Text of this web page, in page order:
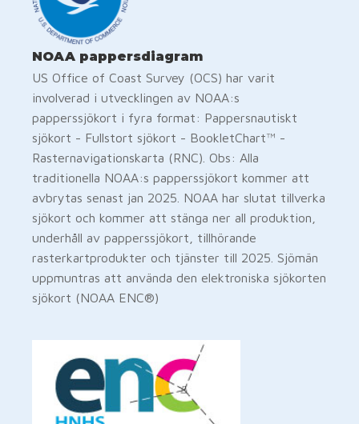
NOAA pappersdiagram
US Office of Coast Survey (OCS) har varit
involverad i utvecklingen av NOAA:s
papperssjökort i fyra format: Pappersnautiskt
sjökort - Fullstort sjökort - BookletChart™ -
Rasternavigationskarta (RNC). Obs: Alla
traditionella NOAA:s papperssjökort kommer att
avbrytas senast jan 2025. NOAA har slutat tillverka
sjökort och kommer att stänga ner all produktion,
underhåll av papperssjökort, tillhörande
rasterkartprodukter och tjänster till 2025. Sjömän
uppmuntras att använda den elektroniska sjökorten
sjökort (NOAA ENC®)